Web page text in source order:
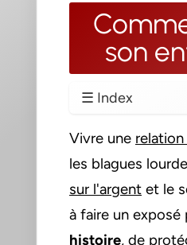
son
☰ Index
Vivre une
les blagues
sur l'argent et le
à faire un
histoire, de